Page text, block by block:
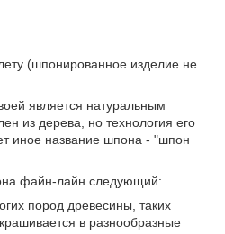
(шпонированное изделие не
является натуральным
из дерева, но технология его
иное название шпона - "шпон
файн-лайн следующий:
пород древесины, таких
в разнообразные